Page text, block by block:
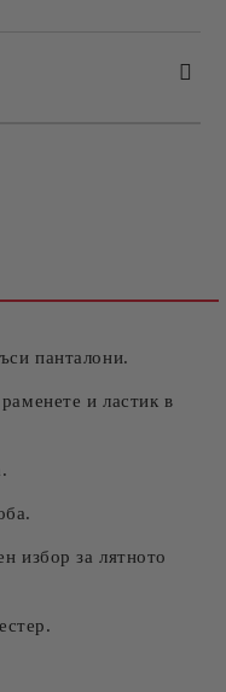
лични данни
ден.
панталони.
и ластик в
избор за лятното